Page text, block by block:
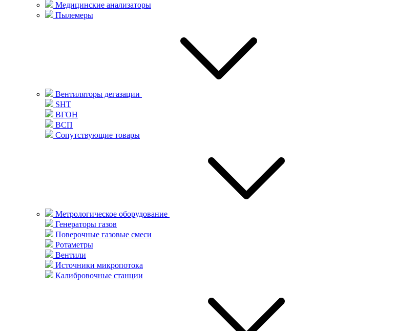
Медицинские анализаторы
Пылемеры
Вентиляторы дегазации
SHT
ВГОН
ВСП
Сопутствующие товары
Метрологическое оборудование
Генераторы газов
Поверочные газовые смеси
Ротаметры
Вентили
Источники микропотока
Калибровочные станции